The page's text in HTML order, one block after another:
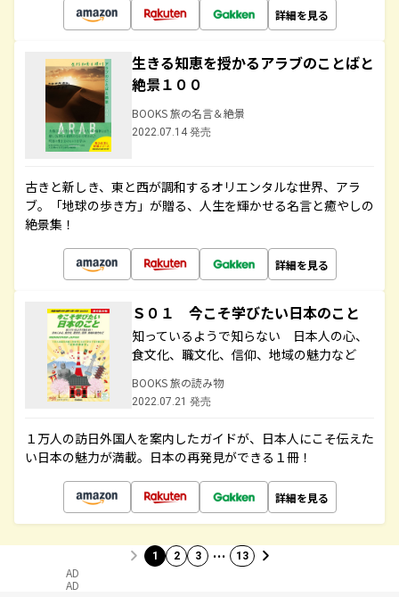
詳細を見る
生きる知恵を授かるアラブのことばと
絶景１００
BOOKS 旅の名言＆絶景
2022.07.14 発売
古きと新しき、東と西が調和するオリエンタルな世界、アラ
ブ。「地球の歩き方」が贈る、人生を輝かせる名言と癒やしの
絶景集！
詳細を見る
Ｓ０１ 今こそ学びたい日本のこと
知っているようで知らない 日本人の心、
食文化、職文化、信仰、地域の魅力など
BOOKS 旅の読み物
2022.07.21 発売
１万人の訪日外国人を案内したガイドが、日本人にこそ伝えた
い日本の魅力が満載。日本の再発見ができる１冊！
詳細を見る
1 2 3 … 13
AD
AD